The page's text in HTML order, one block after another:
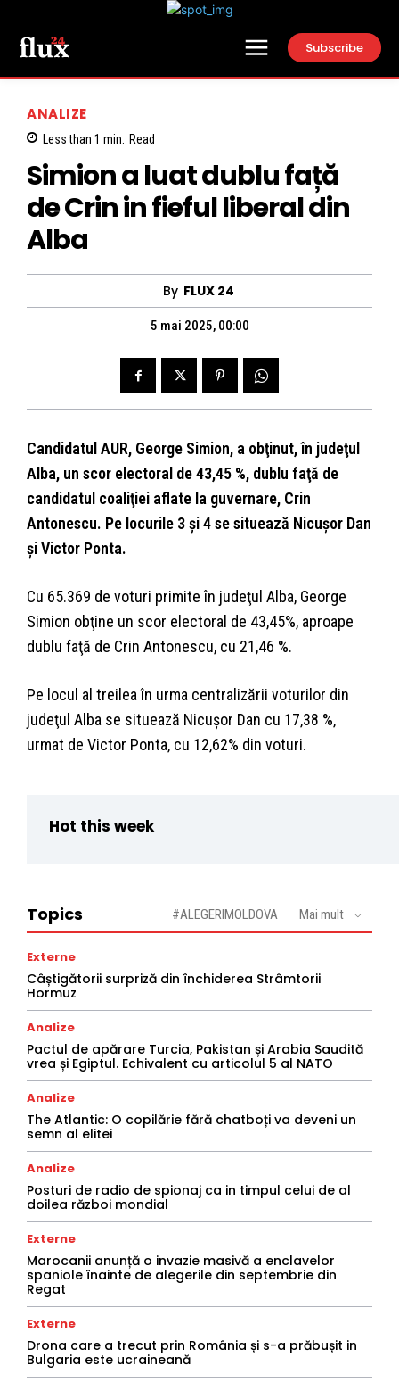
Subscribe
ANALIZE
Less than 1 min. Read
Simion a luat dublu față
de Crin in fieful liberal din
Alba
By FLUX 24
5 mai 2025, 00:00
Candidatul AUR, George Simion, a obţinut, în judeţul
Alba, un scor electoral de 43,45 %, dublu faţă de
candidatul coaliţiei aflate la guvernare, Crin
Antonescu. Pe locurile 3 şi 4 se situează Nicuşor Dan
şi Victor Ponta.
Cu 65.369 de voturi primite în judeţul Alba, George
Simion obţine un scor electoral de 43,45%, aproape
dublu faţă de Crin Antonescu, cu 21,46 %.
Pe locul al treilea în urma centralizării voturilor din
judeţul Alba se situează Nicuşor Dan cu 17,38 %,
urmat de Victor Ponta, cu 12,62% din voturi.
Hot this week
Topics #ALEGERIMOLDOVA Mai mult
Externe
Câștigătorii surpriză din închiderea Strâmtorii
Hormuz
Analize
Pactul de apărare Turcia, Pakistan și Arabia Saudită
vrea și Egiptul. Echivalent cu articolul 5 al NATO
Analize
The Atlantic: O copilărie fără chatboți va deveni un
semn al elitei
Analize
Posturi de radio de spionaj ca in timpul celui de al
doilea război mondial
Externe
Marocanii anunță o invazie masivă a enclavelor
spaniole înainte de alegerile din septembrie din
Regat
Externe
Drona care a trecut prin România și s-a prăbușit in
Bulgaria este ucraineană